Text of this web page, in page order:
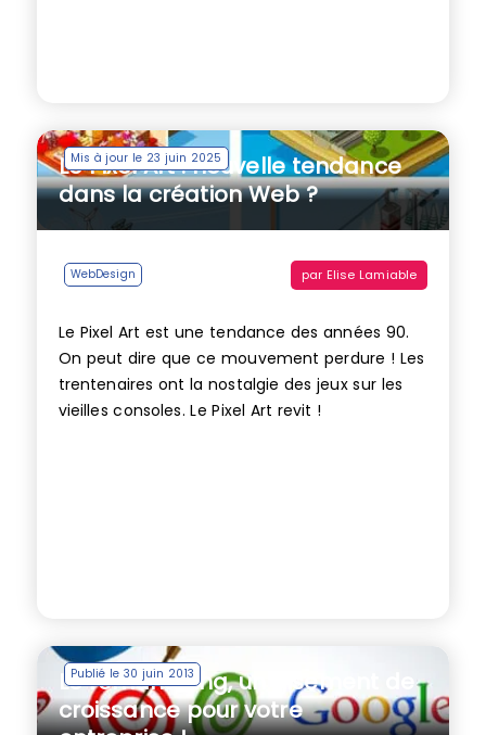
Mis à jour le 23 juin 2025
Le Pixel Art : nouvelle tendance
dans la création Web ?
WebDesign par Elise Lamiable
Le Pixel Art est une tendance des années 90.
On peut dire que ce mouvement perdure ! Les
trentenaires ont la nostalgie des jeux sur les
vieilles consoles. Le Pixel Art revit !
Publié le 30 juin 2013
Le remarketing, un gisement de
croissance pour votre